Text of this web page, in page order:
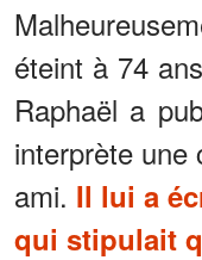
éteint à 74
Raphaël a
interprète une
ami. Il lui a
qui stipulait